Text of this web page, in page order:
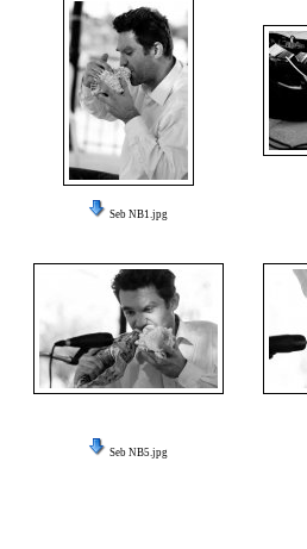
Seb NB1.jpg
Seb NB5.jpg